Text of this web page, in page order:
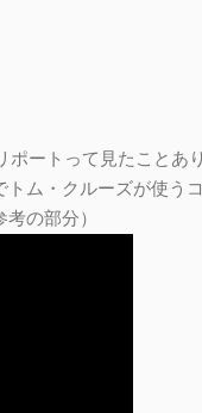
ポートって見たことあ
ム・クルーズが使う
の部分）